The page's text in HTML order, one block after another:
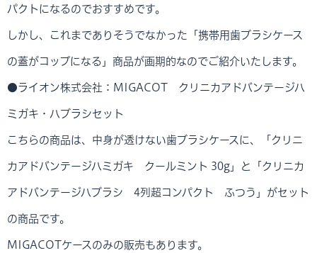
パクトになるのでおすすめです。
しかし、これまでありそうでなかった「携帯用歯ブラシケース
の蓋がコップになる」商品が画期的なのでご紹介いたします。
●ライオン株式会社：MIGACOT クリニカアドバンテージハ
ミガキ・ハブラシセット
こちらの商品は、中身が透けない歯ブラシケースに、「クリニ
カアドバンテージハミガキ クールミント 30g」と「クリニカ
アドバンテージハブラシ 4列超コンパクト ふつう」がセット
の商品です。
MIGACOTケースのみの販売もあります。